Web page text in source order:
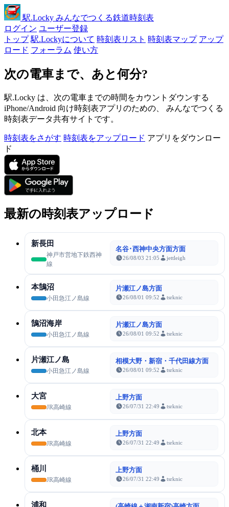
駅.Locky みんなでつくる鉄道時刻表
ログイン ユーザー登録
トップ 駅.Lockyについて 時刻表リスト 時刻表マップ アップ
ロード フォーラム 使い方
次の電車まで、あと何分?
駅.Locky は、次の電車までの時間をカウントダウンする
iPhone/Android 向け時刻表アプリのための、 みんなでつくる
時刻表データ共有サイトです。
時刻表をさがす 時刻表をアップロード アプリをダウンロー
ド
最新の時刻表アップロード
新長田
神戸市営地下鉄西神
線
名谷･西神中央方面方面
26/08/03 21:05 jettleigh
本鵠沼
小田急江ノ島線
片瀬江ノ島方面
26/08/01 09:52 tsrknic
鵠沼海岸
小田急江ノ島線
片瀬江ノ島方面
26/08/01 09:52 tsrknic
片瀬江ノ島
小田急江ノ島線
相模大野・新宿・千代田線方面
26/08/01 09:52 tsrknic
大宮
JR高崎線
上野方面
26/07/31 22:49 tsrknic
北本
JR高崎線
上野方面
26/07/31 22:49 tsrknic
桶川
JR高崎線
上野方面
26/07/31 22:49 tsrknic
浦和